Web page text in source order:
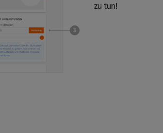
zu tun!